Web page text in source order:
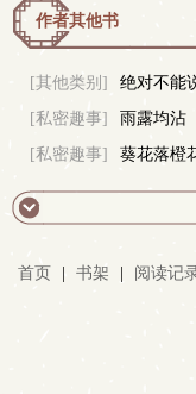
作者其他书
[其他类别]
绝对不能
[私密趣事]
雨露均沾
[私密趣事]
葵花落橙
首页 书架 阅读记